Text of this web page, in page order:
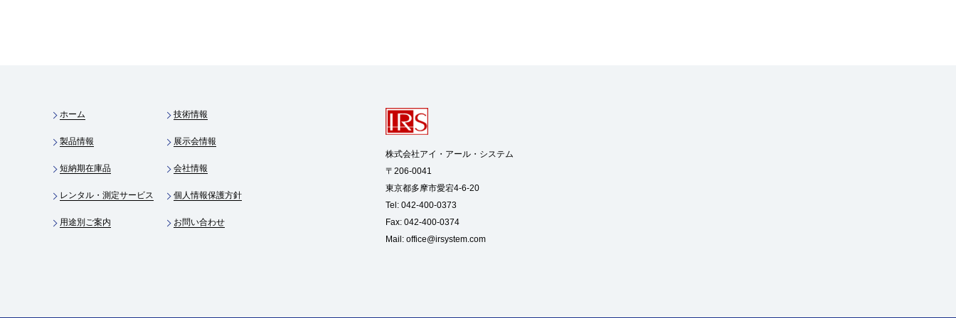
ホーム 技術情報
製品情報 展示会情報
短納期在庫品 会社情報
レンタル・測定サービス 個人情報保護方針
用途別ご案内 お問い合わせ
株式会社アイ・アール・システム
〒206-0041
東京都多摩市愛宕4-6-20
Tel: 042-400-0373
Fax: 042-400-0374
Mail: office@irsystem.com